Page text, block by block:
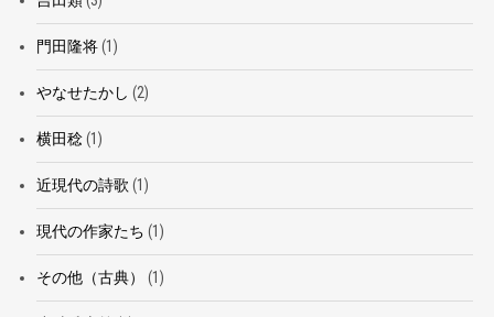
門田隆将(1)
やなせたかし (2)
横田稔(1)
近現代の詩歌 (1)
現代の作家たち (1)
その他（古典） (1)